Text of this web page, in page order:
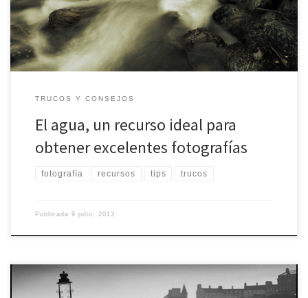
determinados lugares para que las fotos con el agua se tornen […]
TRUCOS Y CONSEJOS
El agua, un recurso ideal para
obtener excelentes fotografías
fotografía recursos tips trucos
Publicada 9 julio, 2013